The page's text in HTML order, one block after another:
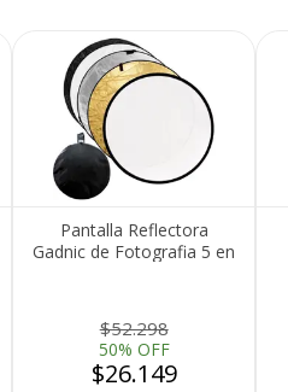
Pantalla Reflectora
Gadnic de Fotografia 5 en
$52.298
50% OFF
$26.149